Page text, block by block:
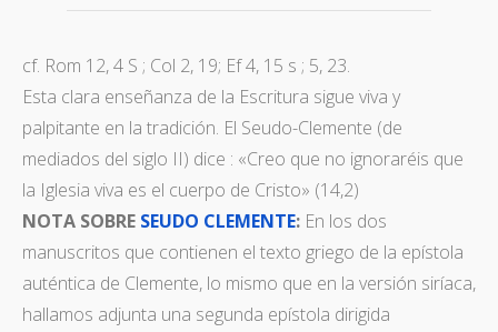
cf. Rom 12, 4 S ; Col 2, 19; Ef 4, 15 s ; 5, 23.
Esta clara enseñanza de la Escritura sigue viva y
palpitante en la tradición. El Seudo-Clemente (de
mediados del siglo II) dice : «Creo que no ignoraréis que
la Iglesia viva es el cuerpo de Cristo» (14,2)
NOTA SOBRE SEUDO CLEMENTE: En los dos
manuscritos que contienen el texto griego de la epístola
auténtica de Clemente, lo mismo que en la versión siríaca,
hallamos adjunta una segunda epístola dirigida